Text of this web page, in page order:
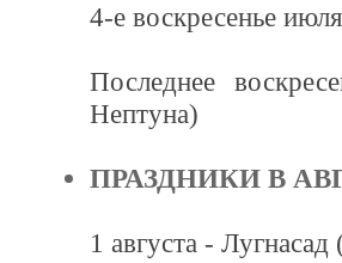
4-е воскресенье
Последнее
Нептуна)
ПРАЗДНИКИ В
1 августа -